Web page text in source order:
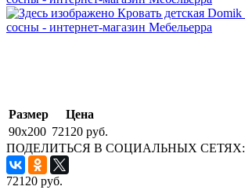
Размер
Цена
90x200 72120 руб.
ПОДЕЛИТЬСЯ В СОЦИАЛЬНЫХ СЕТЯХ:
72120 руб.